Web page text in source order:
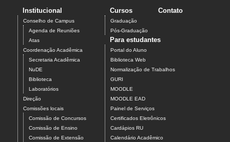
Institucional
Conselho de Campus
Agenda de Reuniões
Atas
Coordenação Acadêmica
Secretaria Acadêmica
NuDE
Biblioteca
Laboratórios
Direção
Comissões locais
Comissão de Concursos
Comissão de Ensino
Comissão de Extensão
Cursos
Graduação
Pós-Graduação
Contato
Para estudantes
Portal do Aluno
Biblioteca Web
Normalização de Trabalhos
GURI
MOODLE
MOODLE EAD
Painel de Serviços
Certificados Eletrônicos
Cardápios RU
Calendário Acadêmico